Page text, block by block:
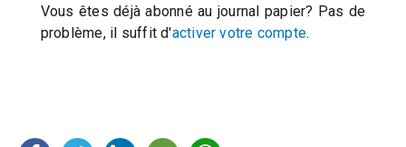
Vous êtes déjà abonné au journal papier? Pas de
problème, il suffit d'activer votre compte.